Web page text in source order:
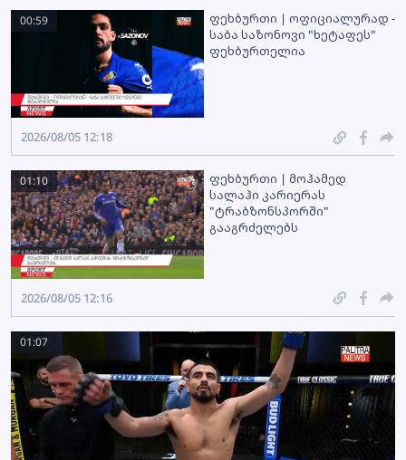
ფეხბურთი | ოფიციალურად -
საბა საზონოვი "ხეტაფეს"
ფეხბურთელია
00:59
2026/08/05 12:18
ფეხბურთი | მოჰამედ
სალაჰი კარიერას
"ტრაბზონსპორში"
გააგრძელებს
01:10
2026/08/05 12:16
01:07